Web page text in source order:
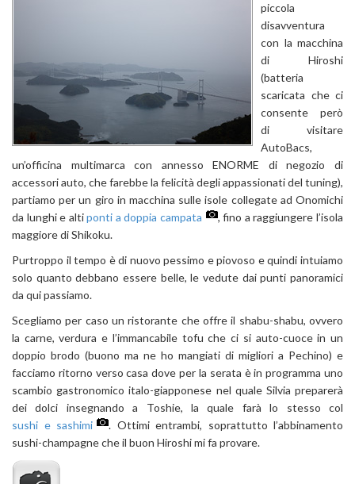
piccola
disavventura
con la macchina
di Hiroshi
(batteria
scaricata che ci
consente però
di visitare
AutoBacs,
un’officina multimarca con annesso ENORME di negozio di
accessori auto, che farebbe la felicità degli appassionati del tuning),
partiamo per un giro in macchina sulle isole collegate ad Onomichi
da lunghi e altiponti a doppia campata
, fino a raggiungere l’isola
maggiore di Shikoku.
Purtroppo il tempo è di nuovo pessimo e piovoso e quindi intuiamo
solo quanto debbano essere belle, le vedute dai punti panoramici
da qui passiamo.
Scegliamo per caso un ristorante che offre il shabu-shabu, ovvero
la carne, verdura e l’immancabile tofu che ci si auto-cuoce in un
doppio brodo (buono ma ne ho mangiati di migliori a Pechino) e
facciamo ritorno verso casa dove per la serata è in programma uno
scambio gastronomico italo-giapponese nel quale Silvia preparerà
dei dolci insegnando a Toshie, la quale farà lo stesso col
sushi e sashimi
. Ottimi entrambi, soprattutto l’abbinamento
sushi-champagne che il buon Hiroshi mi fa provare.